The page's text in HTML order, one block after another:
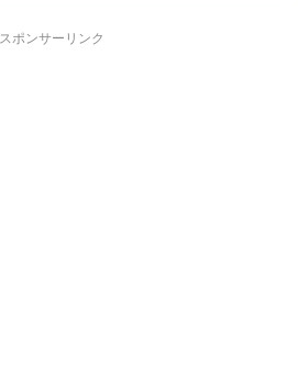
スポンサーリンク